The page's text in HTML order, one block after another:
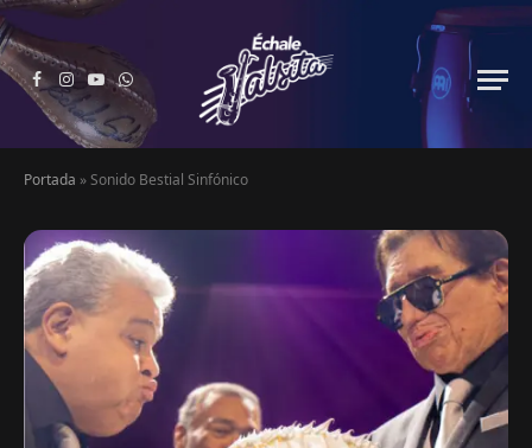
Facebook
Instagram
YouTubeWhatsApp
Portada »Sonido Bestial Sinfónico